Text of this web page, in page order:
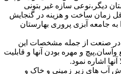
دیگر،نوعی سازه غیر بتونی
زمان ساخت و هزینه در گنجایش
به جامعه آبزی پروری بهارستان
صنعت از جمله مشخصات این
و مهره بودن آنها و قابلیت
آنها اشاره نمود.
آب های زیر زمینی و خاک و